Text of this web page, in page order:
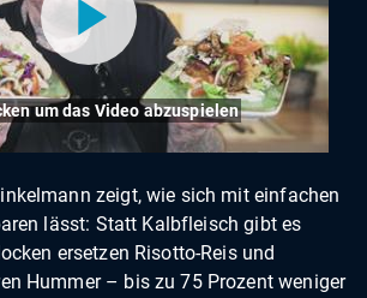
um das Video abzuspielen
zeigt, wie sich mit einfachen
lässt: Statt Kalbfleisch gibt es
ersetzen Risotto-Reis und
Hummer – bis zu 75 Prozent weniger